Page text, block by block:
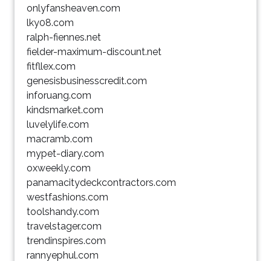
onlyfansheaven.com
lky08.com
ralph-fiennes.net
fielder-maximum-discount.net
fitfllex.com
genesisbusinesscredit.com
inforuang.com
kindsmarket.com
luvelylife.com
macramb.com
mypet-diary.com
oxweekly.com
panamacitydeckcontractors.com
westfashions.com
toolshandy.com
travelstager.com
trendinspires.com
rannyephul.com